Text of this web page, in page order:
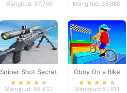
Mängitud: 37,769 Mängitud: 38,680
Sniper Shot Secret
Mission
Mängitud: 45,432
Obby On a Bike
Mängitud: 57,611